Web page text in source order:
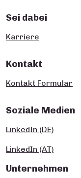
Sei dabei
Karriere
Kontakt
Kontakt Formular
Soziale Medien
LinkedIn (DE)
LinkedIn (AT)
Unternehmen